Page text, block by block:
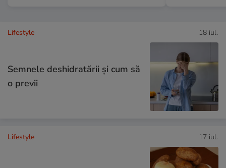
Lifestyle 18 iul.
Semnele deshidratării și cum să
o previi
Lifestyle 17 iul.